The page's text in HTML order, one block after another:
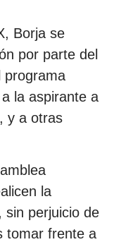
Borja se
por parte del
programa
la aspirante a
y a otras
la
sin perjuicio de
tomar frente a